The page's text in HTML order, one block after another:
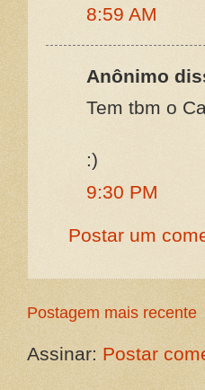
8:59 AM
Anônimo
Tem tbm o
:)
9:30 PM
Postar um
Postagem mais recente
Assinar: Postar